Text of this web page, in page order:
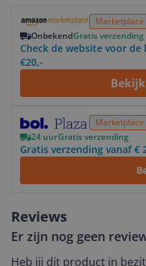
Marketplace
OnbekendGratis verzending
Check de website voor
€20,-
Marketplace
24 uurGratis verzending
Gratis verzending vanaf €
Reviews
Er zijn nog geen
Heb jij dit product in